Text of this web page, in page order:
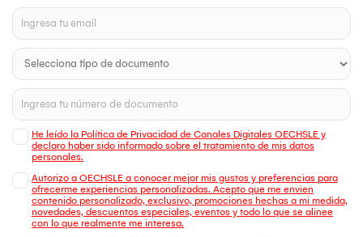
He leído la Política de Privacidad de Canales Digitales OECHSLE y
declaro haber sido informado sobre el tratamiento de mis datos
personales.
Autorizo a OECHSLE a conocer mejor mis gustos y preferencias para
ofrecerme experiencias personalizadas. Acepto que me envien
contenido personalizado, exclusivo, promociones hechas a mi medida,
novedades, descuentos especiales, eventos y todo lo que se alinee
con lo que realmente me interesa.